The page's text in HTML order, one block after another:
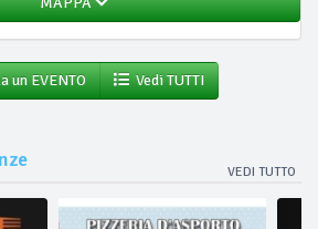
un EVENTO Vedi TUTTI
VEDI TUTTO